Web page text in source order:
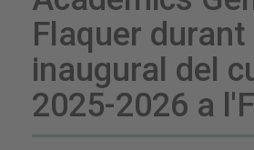
Flaquer
inaugural del
2025-2026 a